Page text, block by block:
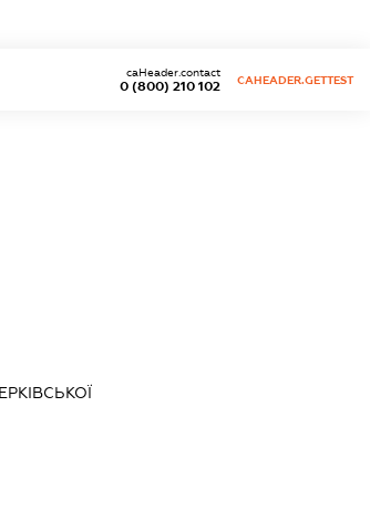
0 (800) 210 102
caHeader.contact
CAHEADER.GETTEST